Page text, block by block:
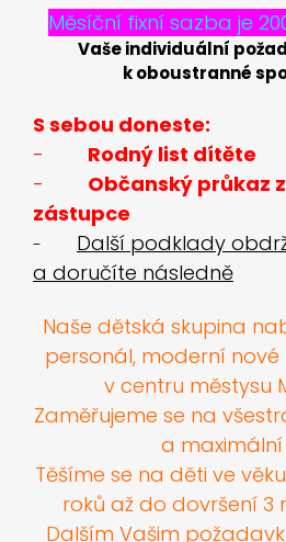
Měsíční fixní sazba je
Vaše individuální
k oboustranné
S sebou doneste:
- Rodný list dítěte
- Občanský průkaz
zástupce
- Další podklady
a doručíte následně
Naše dětská skupina
personál, moderní
v centru městysu
Zaměřujeme se na
a
Těšíme se na děti ve
roků až do dovršení 3
Dalším Vašim